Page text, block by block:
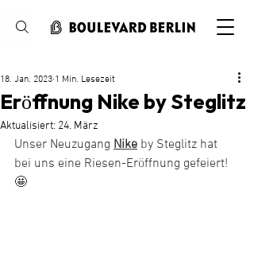
Suche
Eröffnung Nike by Steglitz
18. Jan. 2023 1 Min. Lesezeit
Aktualisiert: 24. März
Unser Neuzugang Nike by Steglitz hat
bei uns eine Riesen-Eröffnung gefeiert!
🤩